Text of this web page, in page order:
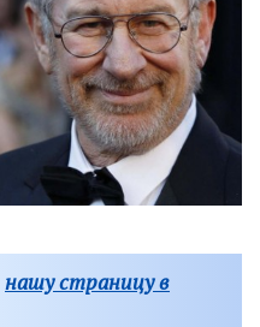
нашу страницу в